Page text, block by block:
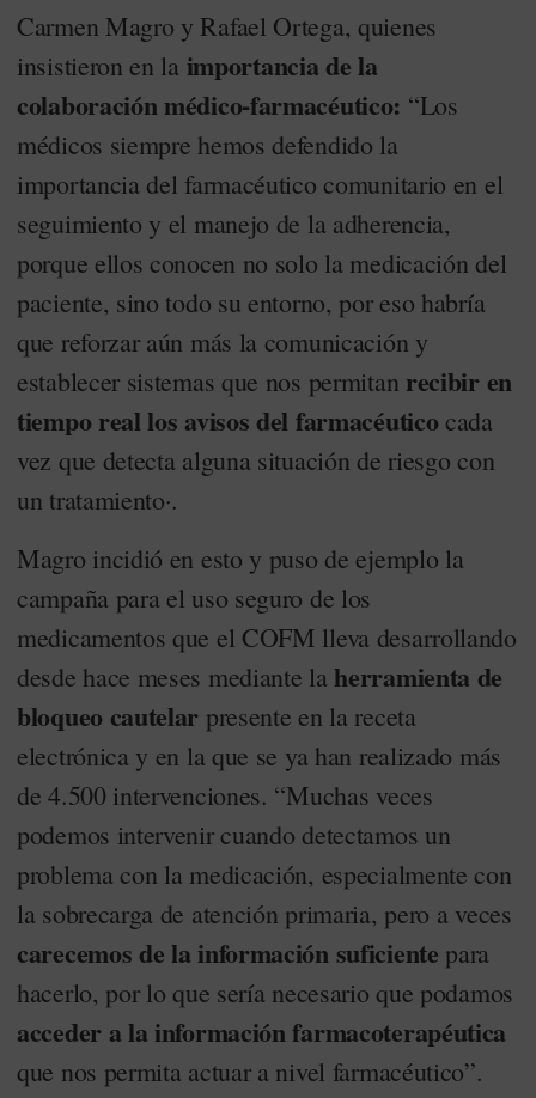
Carmen Magro y Rafael Ortega, quienes
insistieron en la importancia de la
colaboración médico-farmacéutico: “Los
médicos siempre hemos defendido la
importancia del farmacéutico comunitario en el
seguimiento y el manejo de la adherencia,
porque ellos conocen no solo la medicación del
paciente, sino todo su entorno, por eso habría
que reforzar aún más la comunicación y
establecer sistemas que nos permitan recibir en
tiempo real los avisos del farmacéuticocada
vez que detecta alguna situación de riesgo con
un tratamiento·.
Magro incidió en esto y puso de ejemplo la
campaña para el uso seguro de los
medicamentos que el COFM lleva desarrollando
desde hace meses mediante laherramienta de
bloqueo cautelar presente en la receta
electrónica y en la que se ya han realizado más
de 4.500 intervenciones. “Muchas veces
podemos intervenir cuando detectamos un
problema con la medicación, especialmente con
la sobrecarga de atención primaria, pero a veces
carecemos de la información suficiente para
hacerlo, por lo que sería necesario que podamos
acceder a la información farmacoterapéutica
que nos permita actuar a nivel farmacéutico”.